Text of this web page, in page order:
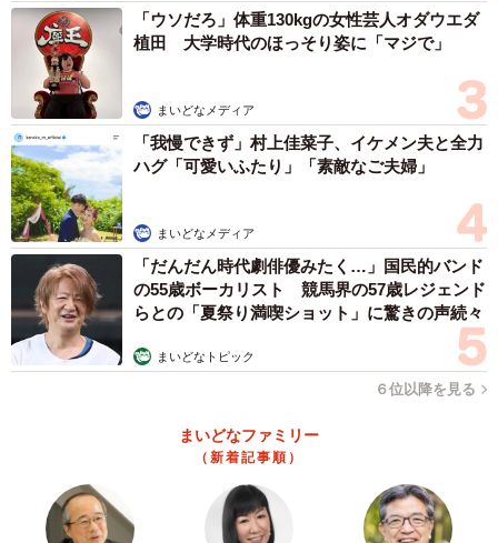
「ウソだろ」体重130kgの女性芸人オダウエダ
植田 大学時代のほっそり姿に「マジで」
まいどなメディア
「我慢できず」村上佳菜子、イケメン夫と全力
ハグ「可愛いふたり」「素敵なご夫婦」
まいどなメディア
「だんだん時代劇俳優みたく…」国民的バンド
の55歳ボーカリスト 競馬界の57歳レジェンド
らとの「夏祭り満喫ショット」に驚きの声続々
まいどなトピック
６位以降を見る
まいどなファミリー
（新着記事順）